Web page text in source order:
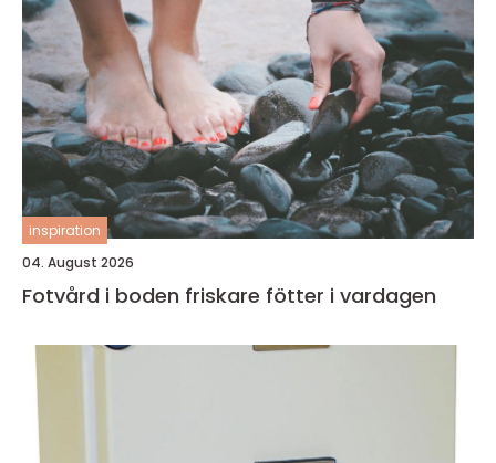
inspiration
04. August 2026
Fotvård i boden friskare fötter i vardagen